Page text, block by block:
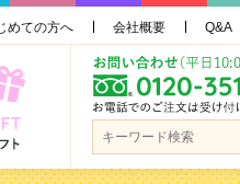
めての方へ 会社概要 Q&A